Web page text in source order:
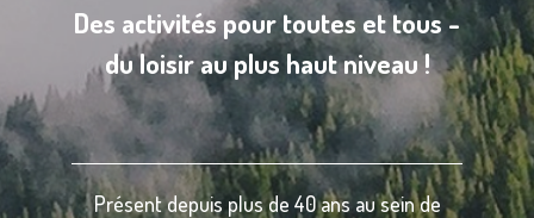
Des activités pour toutes et tous -
du loisir au plus haut niveau !
Présent depuis plus de 40 ans au sein de